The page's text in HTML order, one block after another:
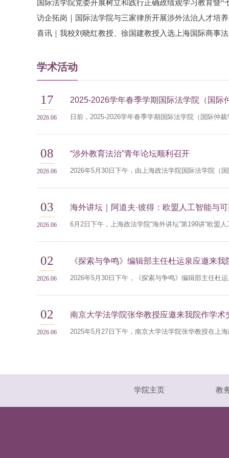
学术活动
17
2026.06
08
2026.06
“涉外教育法治”青年论坛顺利召开
03
2026.06
02
2026.06
《探索与争鸣》编辑部主任杜运泉应邀来
02
2026.06
南京大学法学院张华教授应邀来我院作学术
学院主页 教